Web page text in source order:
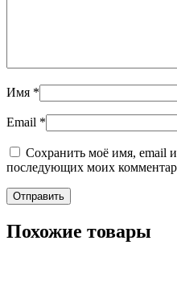
Имя *
Email *
Сохранить моё имя, email и
последующих моих
Похожие товары